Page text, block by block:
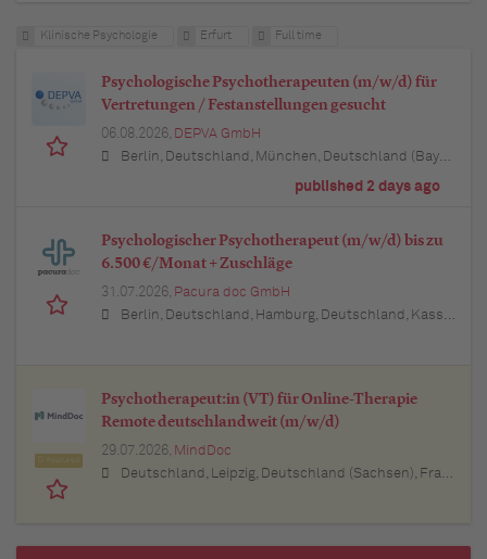
Klinische Psychologie Erfurt Full time
Psychologische Psychotherapeuten (m/w/d) für
Vertretungen / Festanstellungen gesucht
06.08.2026, DEPVA GmbH
Berlin, Deutschland, München, Deutschland (Bayern), Hamburg, Deutschland, Düsseldorf, Deutschland (Nordrhein-Westfalen), Köln, Deutschland (Nordrhein-Westfalen), Essen, Deutschland (Nordrhein-Westfalen), Dortmund, Deutschland (Nordrhein-Westfalen), Stuttgart, Deutschland (Baden-Württemberg), Heilbronn, Deutschland (Baden-Württemberg), Hannover, Deutschland (Niedersachsen), Rostock, Deutschland (Mecklenburg-Vorpommern), Kiel, Deutschland (Schleswig-Holstein), Augsburg, Deutschland (Bayern), Nürnberg, Deutschland (Bayern), Frankfurt am Main, Deutschland (Hessen), Bremen, Deutschland, Schwerin, Deutschland (Mecklenburg-Vorpommern), Mainz, Deutschland (Rheinland-Pfalz), Saarbrücken, Deutschland (Saarland), Dresden, Deutschland (Sachsen), Magdeburg, Deutschland (Sachsen-Anhalt), Potsdam, Deutschland (Brandenburg), Erfurt, Deutschland (Thüringen), Würzburg, Deutschland (Bayern), Heilbronn, Deutschland (Baden-Württemberg), Leipzig, Deutschland (Sachsen)
published 2 days ago
Psychologischer Psychotherapeut (m/w/d) bis zu
6.500 €/Monat + Zuschläge
31.07.2026, Pacura doc GmbH
Berlin, Deutschland, Hamburg, Deutschland, Kassel, Deutschland (Hessen), Erfurt, Deutschland (Thüringen), München, Deutschland (Bayern), Köln, Deutschland (Nordrhein-Westfalen), Frankfurt am Main, Deutschland (Hessen), Stuttgart, Deutschland (Baden-Württemberg), Düsseldorf, Deutschland (Nordrhein-Westfalen), Leipzig, Deutschland (Sachsen), Dortmund, Deutschland (Nordrhein-Westfalen), Essen, Deutschland (Nordrhein-Westfalen), Bremen, Deutschland, Dresden, Deutschland (Sachsen), Hannover, Deutschland (Niedersachsen), Nürnberg, Deutschland (Bayern), Wuppertal, Deutschland (Nordrhein-Westfalen), Bielefeld, Deutschland (Nordrhein-Westfalen), Bonn, Deutschland (Nordrhein-Westfalen), Mannheim, Deutschland (Baden-Württemberg), Karlsruhe, Deutschland (Baden-Württemberg), Münster, Deutschland (Nordrhein-Westfalen), Augsburg, Deutschland (Bayern), Aachen, Deutschland (Nordrhein-Westfalen), Kiel, Deutschland (Schleswig-Holstein), Magdeburg, Deutschland (Sachsen-Anhalt), Freiburg im Breisgau, Deutschland (Baden-Württemberg), Würzburg, Deutschland (Bayern), Regensburg, Deutschland (Bayern)
Psychotherapeut:in (VT) für Online-Therapie
Remote deutschlandweit (m/w/d)
29.07.2026, MindDoc
Deutschland, Leipzig, Deutschland (Sachsen), Frankfurt am Main, Deutschland (Hessen), Stuttgart, Deutschland (Baden-Württemberg), München, Deutschland (Bayern), Berlin, Deutschland, Hamburg, Deutschland, Nürnberg, Deutschland (Bayern), Thüringen, Deutschland (Thüringen), Essen, Deutschland (Nordrhein-Westfalen), Köln, Deutschland (Nordrhein-Westfalen), Bremen, Deutschland, Lübeck, Deutschland (Schleswig-Holstein), Bonn, Deutschland (Nordrhein-Westfalen), Trier, Deutschland (Rheinland-Pfalz), Dresden, Deutschland (Sachsen), Erfurt, Deutschland (Thüringen), Dortmund, Deutschland (Nordrhein-Westfalen), Bayern, Deutschland (Bayern), Düsseldorf, Deutschland (Nordrhein-Westfalen), Kiel, Deutschland (Schleswig-Holstein), Münster, Deutschland (Nordrhein-Westfalen), Sachsen, Deutschland (Sachsen), Sachsen-Anhalt, Deutschland (Sachsen-Anhalt), Baden-Württemberg, Deutschland, Brandenburg, Deutschland, Bremen, Deutschland, Hamburg, Deutschland, Hessen, Deutschland (Hessen), Mecklenburg-Vorpommern, Deutschland (Mecklenburg-Vorpommern), Niedersachsen, Deutschland (Niedersachsen), Nordrhein-Westfalen, Deutschland (Nordrhein-Westfalen), Rheinland-Pfalz, Deutschland (Rheinland-Pfalz), Saarland, Deutschland, Schleswig-Holstein, Deutschland